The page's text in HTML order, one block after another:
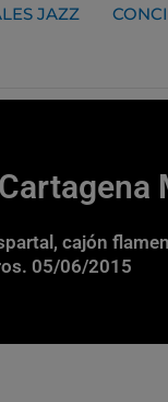
JAZZ
cajón
05/06/2015